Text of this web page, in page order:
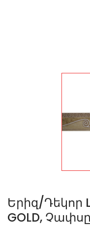
Երիզ/Դեկոր
GOLD,